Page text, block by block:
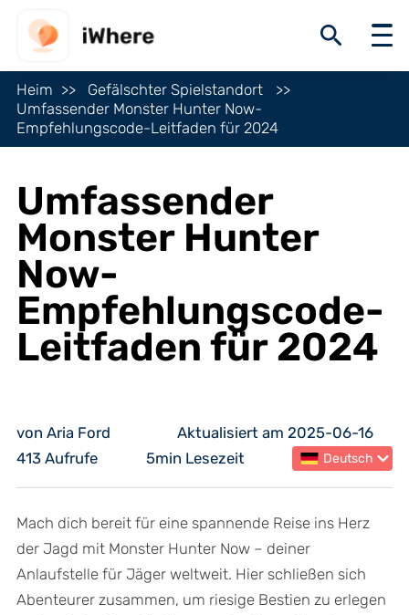
Heim
Gefälschter Spielstandort
Umfassender Monster Hunter Now-
Empfehlungscode-Leitfaden für 2024
Umfassender
Monster Hunter
Now-
Empfehlungscode-
Leitfaden für 2024
von Aria Ford
Aktualisiert am 2025-06-16
413 Aufrufe
5min Lesezeit Deutsch
Mach dich bereit für eine spannende Reise ins Herz
der Jagd mit Monster Hunter Now – deiner
Anlaufstelle für Jäger weltweit. Hier schließen sich
Abenteurer zusammen, um riesige Bestien zu erlegen